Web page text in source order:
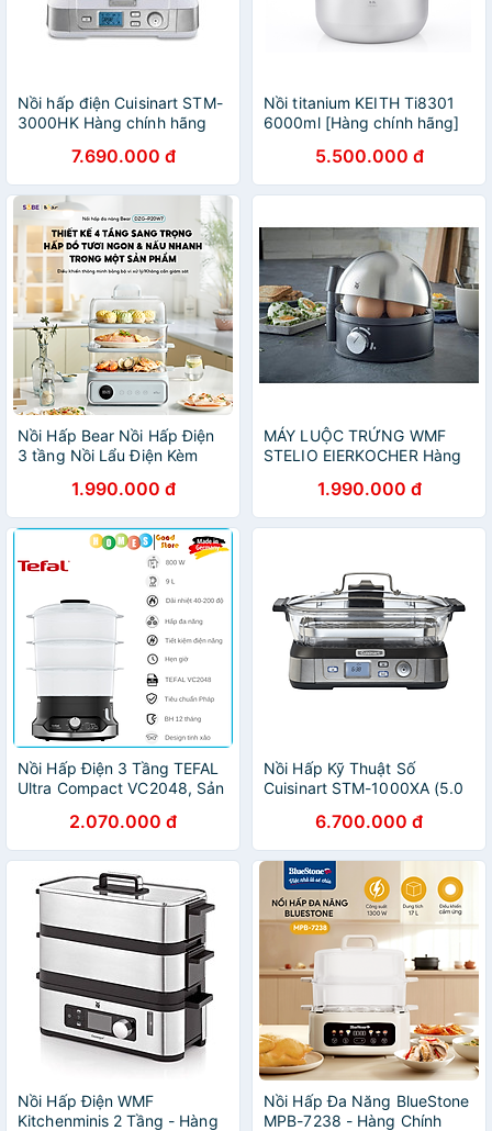
Nồi hấp điện Cuisinart STM-
3000HK Hàng chính hãng
7.690.000 đ
Nồi titanium KEITH Ti8301
6000ml [Hàng chính hãng]
5.500.000 đ
Nồi Hấp Bear Nồi Hấp Điện
3 tầng Nồi Lẩu Điện Kèm
Lẩu Hầm Healthy Tiết Kiệm
Điện - Hàng Chính Hãng
DZG-P20W7
1.990.000 đ
MÁY LUỘC TRỨNG WMF
STELIO EIERKOCHER Hàng
1.990.000 đ
Nồi Hấp Điện 3 Tầng TEFAL
Ultra Compact VC2048, Sản
Thông Minh, Dung Tích 9L,
Công Suất 800W - Hàng
Nhập Khẩu Đức
2.070.000 đ
Nồi Hấp Kỹ Thuật Số
Cuisinart STM-1000XA (5.0
6.700.000 đ
Nồi Hấp Điện WMF
Kitchenminis 2 Tầng - Hàng
Nồi Hấp Đa Năng BlueStone
MPB-7238 - Hàng Chính